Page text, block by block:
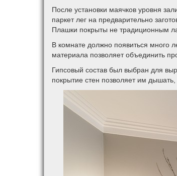
После установки маячков уровня
паркет лег на предварительно
Плашки покрыты не традиционным
В комнате должно появиться много
материала позволяет объединить
Гипсовый состав был выбран для
покрытие стен позволяет им